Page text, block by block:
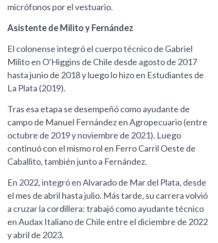
micrófonos por el vestuario.
Asistente de Milito y Fernández
El colonense integró el cuerpo técnico de Gabriel
Milito en O'Higgins de Chile desde agosto de 2017
hasta junio de 2018 y luego lo hizo en Estudiantes de
La Plata (2019).
Tras esa etapa se desempeñó como ayudante de
campo de Manuel Fernández en Agropecuario (entre
octubre de 2019 y noviembre de 2021). Luego
continuó con el mismo rol en Ferro Carril Oeste de
Caballito, también junto a Fernández.
En 2022, integró en Alvarado de Mar del Plata, desde
el mes de abril hasta julio. Más tarde, su carrera volvió
a cruzar la cordillera: trabajó como ayudante técnico
en Audax Italiano de Chile entre el diciembre de 2022
y abril de 2023.